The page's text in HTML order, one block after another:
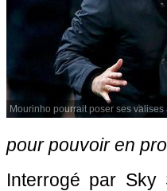
Mourinho pourrait poser ses valises
pour pouvoir en
Interrogé par